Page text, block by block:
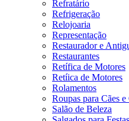
Refratário
Refrigeração
Relojoaria
Representação
Restaurador e
Restaurantes
Retífica de Motores
Retíica de Motores
Rolamentos
Roupas para Cães e
Salão de Beleza